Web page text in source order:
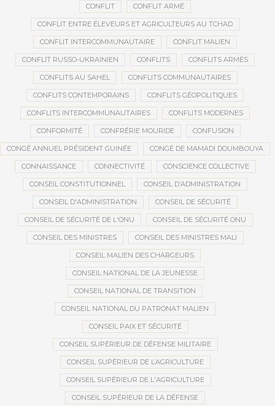
CONFLIT CONFLIT ARMÉ
CONFLIT ENTRE ÉLEVEURS ET AGRICULTEURS AU TCHAD
CONFLIT INTERCOMMUNAUTAIRE CONFLIT MALIEN
CONFLIT RUSSO-UKRAINIEN CONFLITS CONFLITS ARMÉS
CONFLITS AU SAHEL CONFLITS COMMUNAUTAIRES
CONFLITS CONTEMPORAINS CONFLITS GÉOPOLITIQUES
CONFLITS INTERCOMMUNAUTAIRES CONFLITS MODERNES
CONFORMITÉ CONFRÉRIE MOURIDE CONFUSION
CONGÉ ANNUEL PRÉSIDENT GUINÉE CONGÉ DE MAMADI DOUMBOUYA
CONNAISSANCE CONNECTIVITÉ CONSCIENCE COLLECTIVE
CONSEIL CONSTITUTIONNEL CONSEIL D’ADMINISTRATION
CONSEIL D'ADMINISTRATION CONSEIL DE SÉCURITÉ
CONSEIL DE SÉCURITÉ DE L'ONU CONSEIL DE SÉCURITÉ ONU
CONSEIL DES MINISTRES CONSEIL DES MINISTRES MALI
CONSEIL MALIEN DES CHARGEURS
CONSEIL NATIONAL DE LA JEUNESSE
CONSEIL NATIONAL DE TRANSITION
CONSEIL NATIONAL DU PATRONAT MALIEN
CONSEIL PAIX ET SÉCURITÉ
CONSEIL SUPÉRIEUR DE DÉFENSE MILITAIRE
CONSEIL SUPÉRIEUR DE L’AGRICULTURE
CONSEIL SUPÉRIEUR DE L'AGRICULTURE
CONSEIL SUPÉRIEUR DE LA DÉFENSE